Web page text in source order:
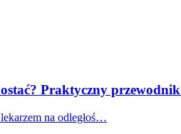
Praktyczny
na odległoś…